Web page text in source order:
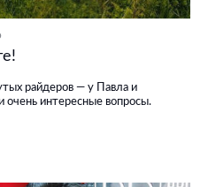
райдеров — у Павла и
очень интересные вопросы.